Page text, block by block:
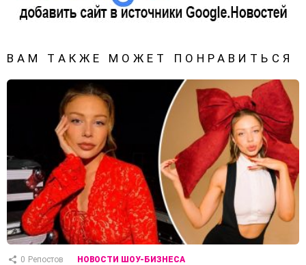
ВАМ ТАКЖЕ МОЖЕТ ПОНРАВИТЬСЯ
0 Репостов НОВОСТИ ШОУ-БИЗНЕСА